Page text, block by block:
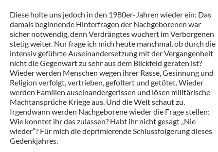
Diese holte uns jedoch in den 1980er-Jahren wieder ein: Das
damals beginnende Hinterfragen der Nachgeborenen war
sicher notwendig, denn Verdrängtes wuchert im Verborgenen
stetig weiter. Nur frage ich mich heute manchmal, ob durch die
intensiv geführte Auseinandersetzung mit der Vergangenheit
nicht die Gegenwart zu sehr aus dem Blickfeld geraten ist?
Wieder werden Menschen wegen ihrer Rasse, Gesinnung und
Religion verfolgt, vertrieben, gefoltert und getötet. Wieder
werden Familien auseinandergerissen und lösen militärische
Machtansprüche Kriege aus. Und die Welt schaut zu.
Irgendwann werden Nachgeborene wieder die Frage stellen:
Wie konntet ihr das zulassen? Habt ihr nicht gesagt „Nie
wieder“? Für mich die deprimierende Schlussfolgerung dieses
Gedenkjahres.